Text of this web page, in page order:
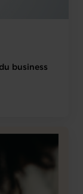
business